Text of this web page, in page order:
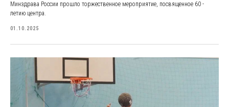
Минздрава России прошло торжественное мероприятие, посвященное 60 -
летию центра.
01.10.2025